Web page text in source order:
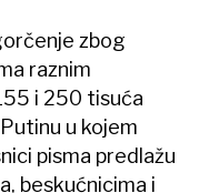
zbog
raznim
i 250 tisuća
u kojem
pisma predlažu
beskućnicima i